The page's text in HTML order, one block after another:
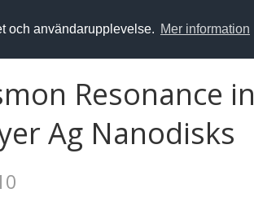
och användarupplevelse. Mer information
Resonance in
Ag Nanodisks